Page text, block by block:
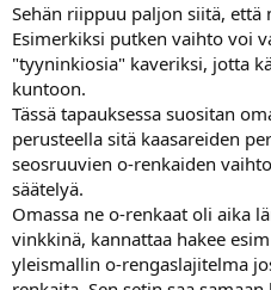
Sehän riippuu paljon siitä, että
Esimerkiksi putken vaihto voi
"tyyninkiosia" kaveriksi, jotta
kuntoon.
Tässä tapauksessa suositan
perusteella sitä kaasareiden
seosruuvien o-renkaiden
säätelyä.
Omassa ne o-renkaat oli aika
vinkkinä, kannattaa hakee
yleismallin o-rengaslajitelma